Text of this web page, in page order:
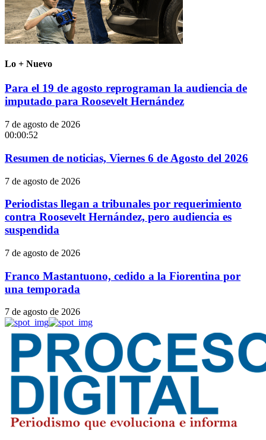
Lo + Nuevo
Para el 19 de agosto reprograman la audiencia de
imputado para Roosevelt Hernández
7 de agosto de 2026
00:00:52
Resumen de noticias, Viernes 6 de Agosto del 2026
7 de agosto de 2026
Periodistas llegan a tribunales por requerimiento
contra Roosevelt Hernández, pero audiencia es
suspendida
7 de agosto de 2026
Franco Mastantuono, cedido a la Fiorentina por
una temporada
7 de agosto de 2026